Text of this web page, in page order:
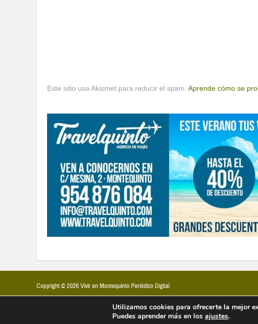
Este sitio usa Akismet para reducir el spam. Aprende cómo se
Copyright © 2026 Vivir en Montequinto Periódico Digital
Utilizamos cookies para ofrecerte la mejor
Puedes aprender más en losajustes.